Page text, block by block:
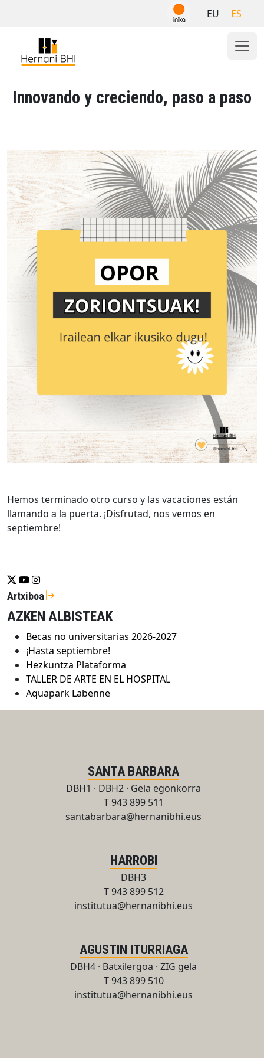
EU ES
Innovando y creciendo, paso a paso
Hemos terminado otro curso y las vacaciones están
llamando a la puerta. ¡Disfrutad, nos vemos en
septiembre!
Se abrirá nueva ventana-twitter
Se abrirá nueva ventana-youtube
Se abrirá nueva ventana-instragram
Artxiboa
AZKEN ALBISTEAK
Becas no universitarias 2026-2027
¡Hasta septiembre!
Hezkuntza Plataforma
TALLER DE ARTE EN EL HOSPITAL
Aquapark Labenne
SANTA BARBARA
DBH1 · DBH2 · Gela egonkorra
T 943 899 511
santabarbara@hernanibhi.eus
HARROBI
DBH3
T 943 899 512
institutua@hernanibhi.eus
AGUSTIN ITURRIAGA
DBH4 · Batxilergoa · ZIG gela
T 943 899 510
institutua@hernanibhi.eus